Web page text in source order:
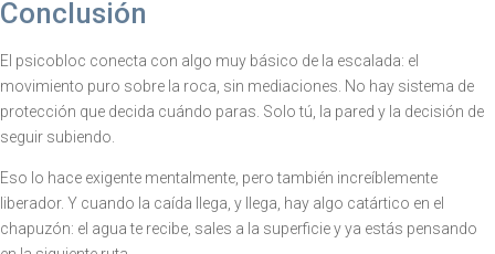
Conclusión
El psicobloc conecta con algo muy básico de la escalada: el
movimiento puro sobre la roca, sin mediaciones. No hay sistema de
protección que decida cuándo paras. Solo tú, la pared y la decisión de
seguir subiendo.
Eso lo hace exigente mentalmente, pero también increíblemente
liberador. Y cuando la caída llega, y llega, hay algo catártico en el
chapuzón: el agua te recibe, sales a la superficie y ya estás pensando